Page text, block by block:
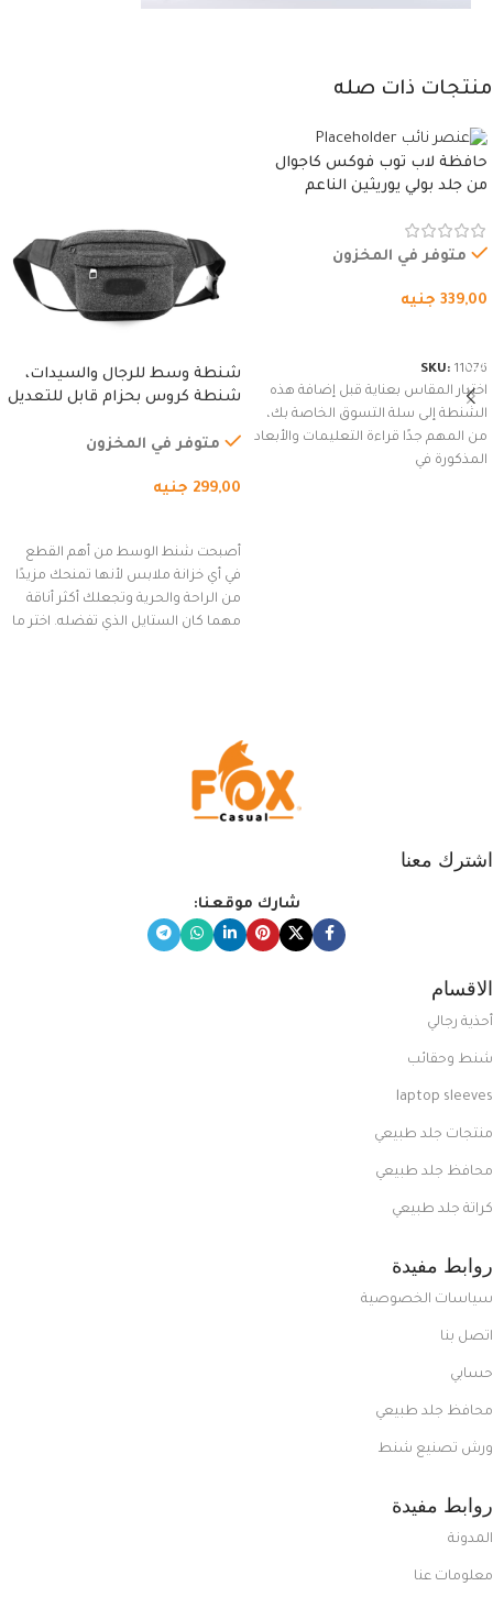
منتجات ذات صله
حافظة لاب توب فوكس كاجوال
من جلد بولي يوريثين الناعم
وسوستة.
متوفر في المخزون
339,00 جنيه
SKU: 11076
اختيار المقاس بعناية قبل إضافة هذه
الشنطة إلى سلة التسوق الخاصة بك،
من المهم جدًا قراءة التعليمات والأبعاد
المذكورة في
شنطة وسط للرجال والسيدات،
شنطة كروس بحزام قابل للتعديل
السفر، الجري العادي، المشي
(رمادي)
متوفر في المخزون
299,00 جنيه
أصبحت شنط الوسط من أهم القطع
في أي خزانة ملابس لأنها تمنحك مزيدًا
من الراحة والحرية وتجعلك أكثر أناقة
مهما كان الستايل الذي تفضله. اختر ما
اشترك معنا
شارك موقعنا:
الاقسام
أحذية رجالي
شنط وحقائب
laptop sleeves
منتجات جلد طبيعي
محافظ جلد طبيعي
كراتة جلد طبيعي
روابط مفيدة
سياسات الخصوصية
اتصل بنا
حسابي
محافظ جلد طبيعي
ورش تصنيع شنط
روابط مفيدة
المدونة
معلومات عنا